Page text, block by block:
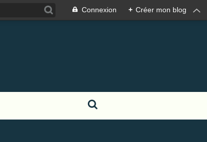
Connexion + Créer mon blog